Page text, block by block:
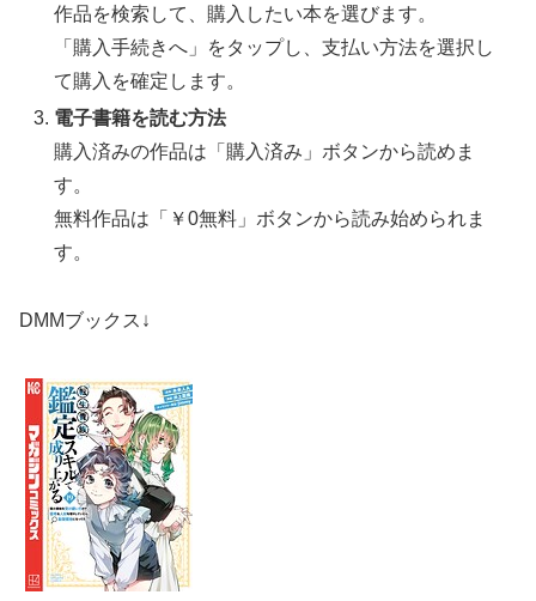
作品を検索して、購入したい本を選びます。
「購入手続きへ」をタップし、支払い方法を選択し
て購入を確定します。
電子書籍を読む方法
購入済みの作品は「購入済み」ボタンから読めま
す。
無料作品は「￥0無料」ボタンから読み始められま
す。
DMMブックス↓